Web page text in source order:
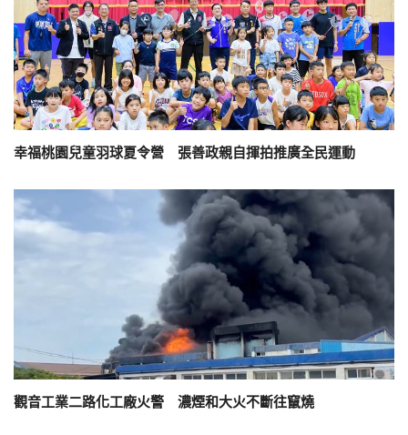
幸福桃園兒童羽球夏令營 張善政親自揮拍推廣全民運動
觀音工業二路化工廠火警 濃煙和大火不斷往竄燒